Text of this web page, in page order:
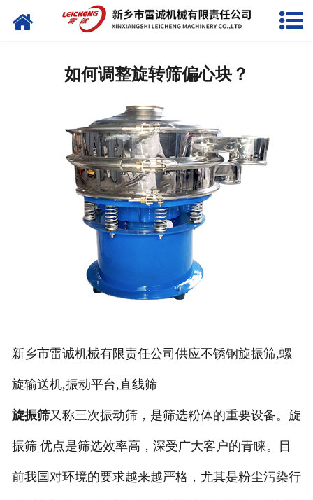
网站首页
新闻中心
公司资质
联系我们
如何调整旋转筛偏心块？
新乡市雷诚机械有限责任公司供应不锈钢旋振筛,螺
旋输送机,振动平台,直线筛
旋振筛又称三次振动筛，是筛选粉体的重要设备。旋
振筛 优点是筛选效率高，深受广大客户的青睐。目
前我国对环境的要求越来越严格，尤其是粉尘污染行